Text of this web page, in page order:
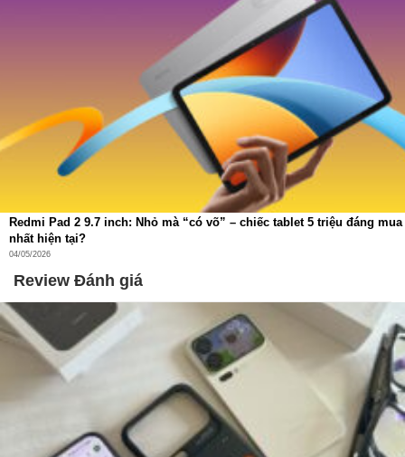
Redmi Pad 2 9.7 inch: Nhỏ mà “có võ” – chiếc tablet 5 triệu đáng mua
nhất hiện tại?
04/05/2026
Review Đánh giá